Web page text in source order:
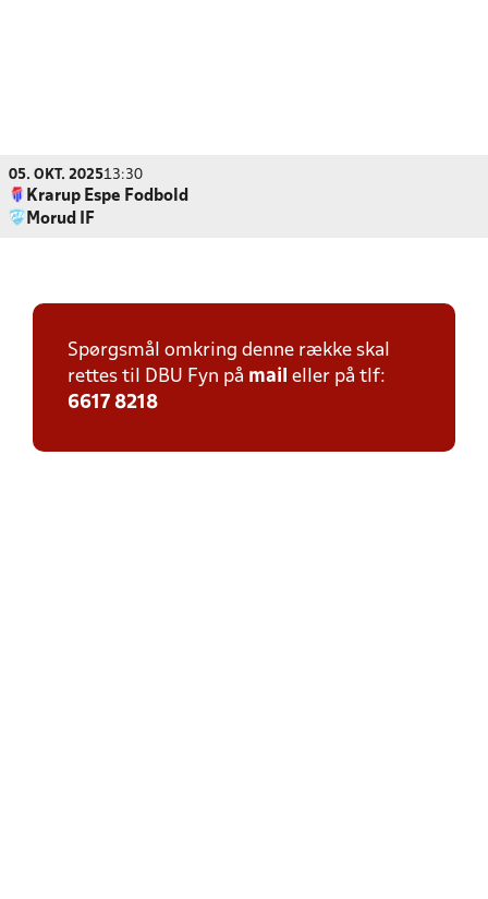
05. OKT. 202513:30
Krarup Espe Fodbold
Morud IF
Spørgsmål omkring denne række skal
rettes til DBU Fyn på mail eller på tlf:
6617 8218